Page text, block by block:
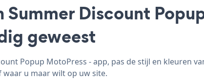
Summer Discount
geweest
Popup MotoPress - app, pas de stijl en kleuren
u maar wilt op uw site.